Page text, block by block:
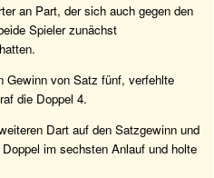
an Part, der sich auch gegen den
Spieler zunächst
Gewinn von Satz fünf, verfehlte
die Doppel 4.
Dart auf den Satzgewinn und
im sechsten Anlauf und holte